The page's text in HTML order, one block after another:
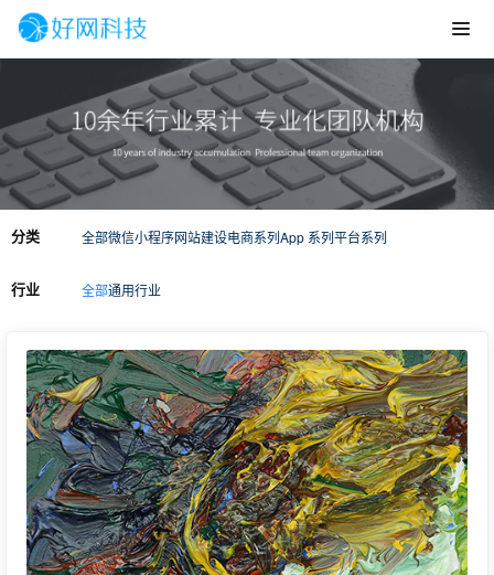
分类 全部微信小程序网站建设电商系列App 系列平台系列
行业 全部通用行业